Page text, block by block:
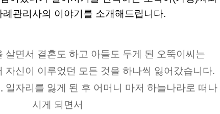
례관리사의 이야기를 소개해드립니다.
살면서 결혼도 하고 아들도 두게 된 오뚝이씨는
자신이 이루었던 모든 것을 하나씩 잃어갔습니다.
일자리를 잃게 된 후 어머니 마저 하늘나라로 떠나
시게 되면서